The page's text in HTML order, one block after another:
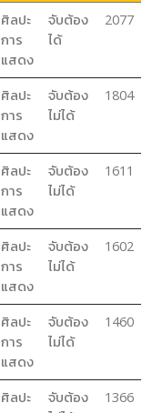
ศิลปะ
การ
แสดง
จับต้อง
ได้
2077
ศิลปะ
การ
แสดง
จับต้อง
ไม่ได้
1804
ศิลปะ
การ
แสดง
จับต้อง
ไม่ได้
1611
ศิลปะ
การ
แสดง
จับต้อง
ไม่ได้
1602
ศิลปะ
การ
แสดง
จับต้อง
ไม่ได้
1460
ศิลปะ
จับต้อง
1366